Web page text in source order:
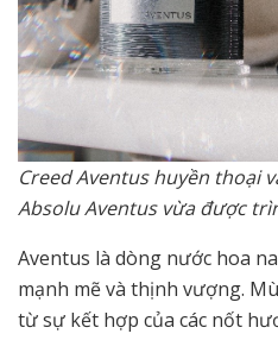
Creed Aventus huyền thoại
Absolu Aventus vừa được
Aventus là dòng nước hoa
mạnh mẽ và thịnh vượng.
từ sự kết hợp của các nốt